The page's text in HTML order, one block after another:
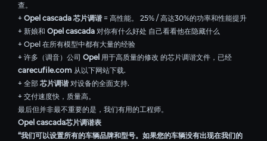
查。
+ Opel cascada 芯片调谐= 高性能。 25% / 高达30%的功率和性能提升
+ 新娘和 Opel cascada 对你有什么好处 自己看看他在隐藏什么
+ Opel 在所有模型中都有大量的经验
+ 许多（调音）公司 Opel 用于高质量的修改 的芯片调谐文件，已经
carecufile.com 从以下网站下载.
+ 全部 芯片调谐对设备的全面支持.
+ 交付速度快，质量高。
最后但并非最不重要的是，我们有用的工程师。
Opel cascada芯片调谐表
“我们可以设置所有的车辆品牌和型号。如果您的车辆没有出现在我们的